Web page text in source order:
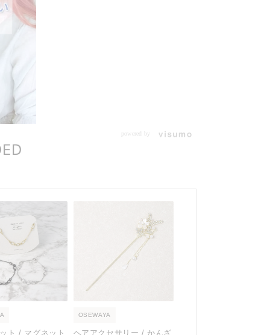
powered by
ト / マグネット
OSEWAYA
ヘアアクセサリー / かんざ